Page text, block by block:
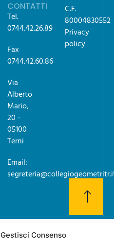
Gestisci Consenso
CONTATTI
Tel.
0744.42.26.89
Fax
0744.42.60.86
Via
Alberto
Mario,
20 -
05100
Terni
Email:
C.F.
80004830552
Privacy
policy